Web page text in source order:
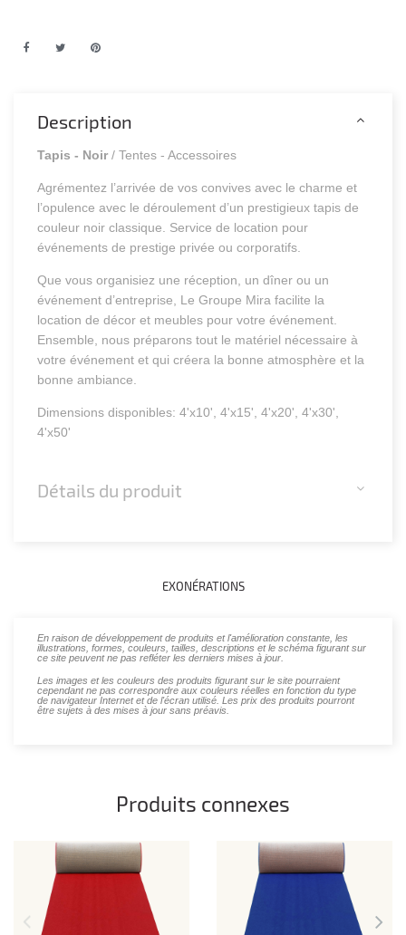
Description
Tapis - Noir / Tentes - Accessoires
Agrémentez l’arrivée de vos convives avec le charme et
l’opulence avec le déroulement d’un prestigieux tapis de
couleur noir classique. Service de location pour
événements de prestige privée ou corporatifs.
Que vous organisiez une réception, un dîner ou un
événement d’entreprise, Le Groupe Mira facilite la
location de décor et meubles pour votre événement.
Ensemble, nous préparons tout le matériel nécessaire à
votre événement et qui créera la bonne atmosphère et la
bonne ambiance.
Dimensions disponibles: 4'x10', 4'x15', 4'x20', 4'x30',
4'x50'
Détails du produit
EXONÉRATIONS
En raison de développement de produits et l'amélioration constante, les
illustrations, formes, couleurs, tailles, descriptions et le schéma figurant sur
ce site peuvent ne pas refléter les derniers mises à jour.
Les images et les couleurs des produits figurant sur le site pourraient
cependant ne pas correspondre aux couleurs réelles en fonction du type
de navigateur Internet et de l'écran utilisé. Les prix des produits pourront
être sujets à des mises à jour sans préavis.
Produits connexes